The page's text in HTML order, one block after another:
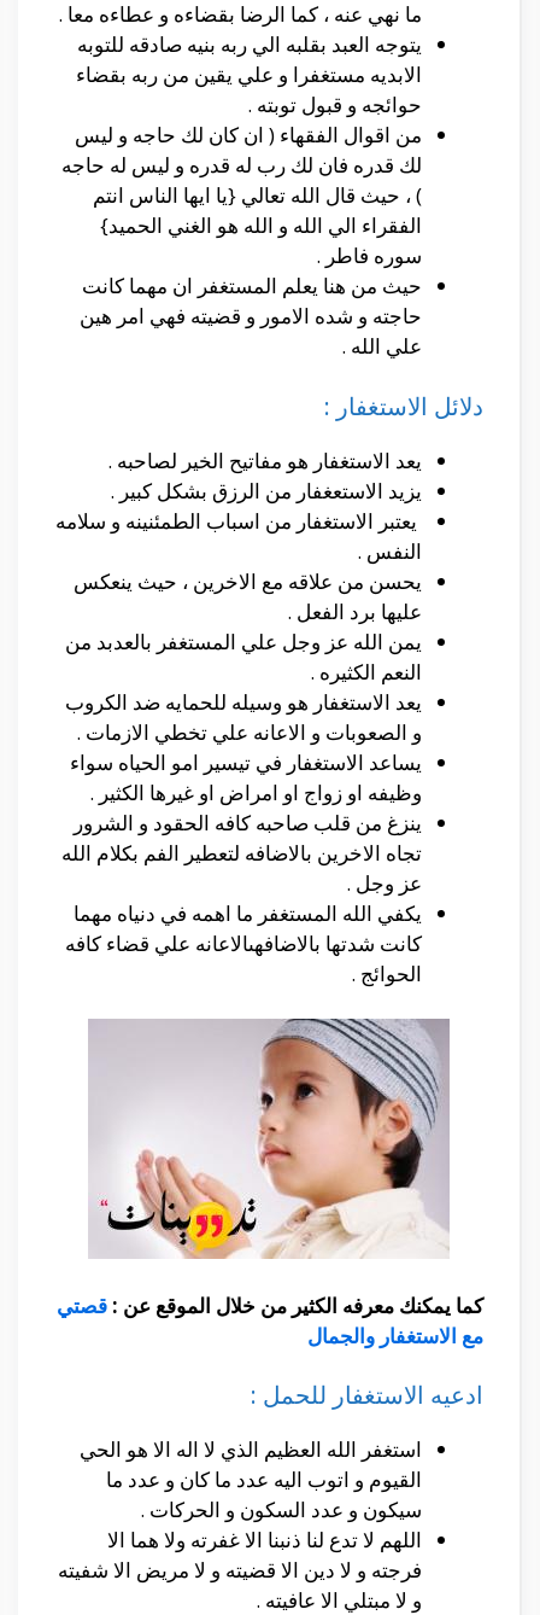
ما نهي عنه ، كما الرضا بقضاءه و عطاءه معا .
يتوجه العبد بقلبه الي ربه بنيه صادقه للتوبه
الابديه مستغفرا و علي يقين من ربه بقضاء
حوائجه و قبول توبته .
من اقوال الفقهاء ( ان كان لك حاجه و ليس
لك قدره فان لك رب له قدره و ليس له حاجه
) ، حيث قال الله تعالي {يا ايها الناس انتم
الفقراء الي الله و الله هو الغني الحميد}
سوره فاطر .
حيث من هنا يعلم المستغفر ان مهما كانت
حاجته و شده الامور و قضيته فهي امر هين
علي الله .
دلائل الاستغفار :
يعد الاستغفار هو مفاتيح الخير لصاحبه .
يزيد الاستعغفار من الرزق بشكل كبير .
يعتبر الاستغفار من اسباب الطمئنينه و سلامه
النفس .
يحسن من علاقه مع الاخرين ، حيث ينعكس
عليها برد الفعل .
يمن الله عز وجل علي المستغفر بالعدبد من
النعم الكثيره .
يعد الاستغفار هو وسيله للحمايه ضد الكروب
و الصعوبات و الاعانه علي تخطي الازمات .
يساعد الاستغفار في تيسير امو الحياه سواء
وظيفه او زواج او امراض او غيرها الكثير .
ينزغ من قلب صاحبه كافه الحقود و الشرور
تجاه الاخرين بالاضافه لتعطير الفم بكلام الله
عز وجل .
يكفي الله المستغفر ما اهمه في دنياه مهما
كانت شدتها بالاضافهىالاعانه علي قضاء كافه
الحوائج .
كما يمكنك معرفه الكثير من خلال الموقع عن : قصتي
مع الاستغفار والجمال
ادعيه الاستغفار للحمل :
استغفر الله العظيم الذي لا اله الا هو الحي
القيوم و اتوب اليه عدد ما كان و عدد ما
سيكون و عدد السكون و الحركات .
اللهم لا تدع لنا ذنبنا الا غفرته ولا هما الا
فرجته و لا دين الا قضيته و لا مريض الا شفيته
و لا مبتلي الا عافيته .